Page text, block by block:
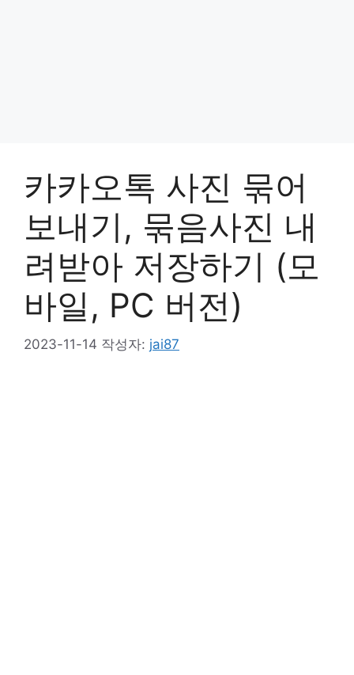
카카오톡 사진 묶어
보내기, 묶음사진 내
려받아 저장하기 (모
바일, PC 버전)
2023-11-14 작성자: jai87